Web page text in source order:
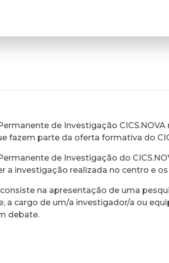
de Investigação
fazem parte da oferta formativa do
de Investigação do
a investigação realizada no centro e
na apresentação de uma
a cargo de um/a investigador/a ou
debate.